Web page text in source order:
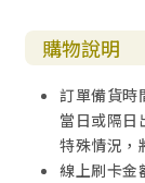
購物說明
訂單備貨時
當日或隔日
特殊情況，
線上刷卡金